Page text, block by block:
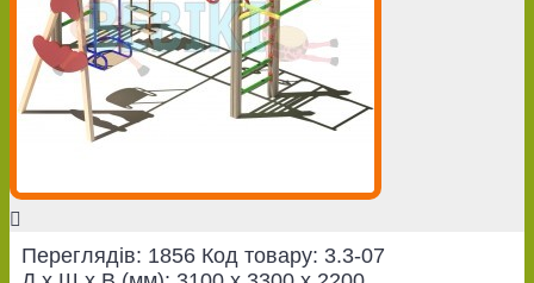
Переглядів: 1856 Код товару: 3.3-07